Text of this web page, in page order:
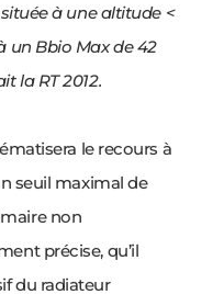
à une altitude <
un Bbio Max de 42
la RT 2012.
le recours à
seuil maximal de
non
précise, qu’il
du radiateur